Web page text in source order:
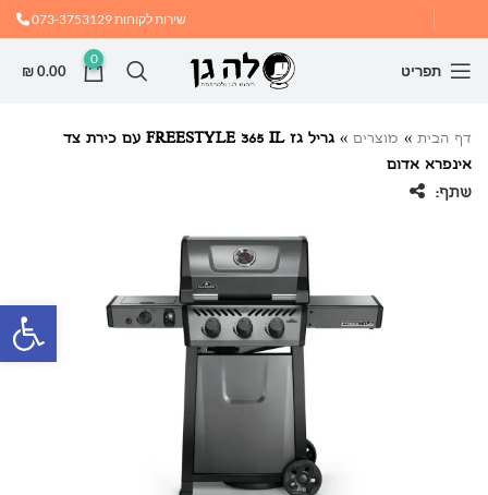
שירות לקוחות073-3753129
תפריט
0
₪0.00
דף הבית » מוצרים »
גריל גז FREESTYLE 365 IL עם כירת צד
אינפרא אדום
שתף: